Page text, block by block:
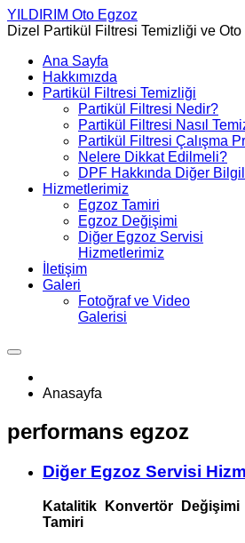
YILDIRIM Oto Egzoz
Dizel Partikül Filtresi Temizliği ve
Ana Sayfa
Hakkımızda
Partikül Filtresi Temizliği
Partikül Filtresi Nedir?
Partikül Filtresi Nasıl
Partikül Filtresi Çalışma
Nelere Dikkat Edilmeli?
DPF Hakkında Diğer
Hizmetlerimiz
Egzoz Tamiri
Egzoz Değişimi
Diğer Egzoz Servisi
Hizmetlerimiz
İletişim
Galeri
Fotoğraf ve Video
Galerisi
Anasayfa
performans egzoz
Diğer Egzoz Servisi
Katalitik Konvertör
Tamiri